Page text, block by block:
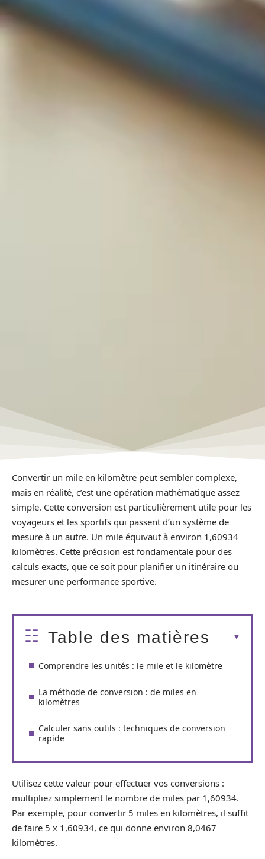
Convertir un mile en kilomètre peut sembler complexe,
mais en réalité, c’est une opération mathématique assez
simple. Cette conversion est particulièrement utile pour les
voyageurs et les sportifs qui passent d’un système de
mesure à un autre. Un mile équivaut à environ 1,60934
kilomètres. Cette précision est fondamentale pour des
calculs exacts, que ce soit pour planifier un itinéraire ou
mesurer une performance sportive.
Table des matières
Comprendre les unités : le mile et le kilomètre
La méthode de conversion : de miles en
kilomètres
Calculer sans outils : techniques de conversion
rapide
Utilisez cette valeur pour effectuer vos conversions :
multipliez simplement le nombre de miles par 1,60934.
Par exemple, pour convertir 5 miles en kilomètres, il suffit
de faire 5 x 1,60934, ce qui donne environ 8,0467
kilomètres.